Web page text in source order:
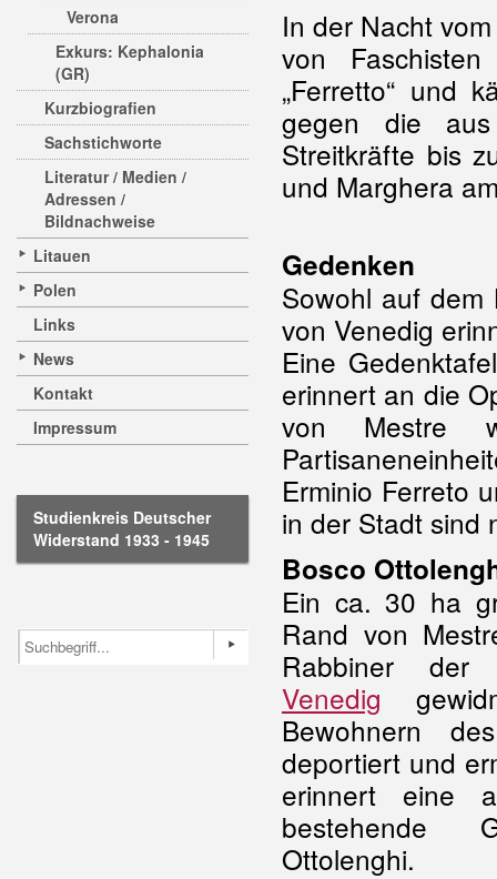
Verona
Exkurs: Kephalonia
(GR)
Kurzbiografien
Sachstichworte
Literatur / Medien /
Adressen /
Bildnachweise
Litauen
Polen
Links
News
Kontakt
Impressum
Studienkreis Deutscher
Widerstand 1933 - 1945
In der Nacht
von
„Ferretto“ und
gegen die aus
Streitkräfte bis
und Marghera
Gedenken
Sowohl auf
von Venedig
Eine
erinnert an die
von Mestre
Erminio Ferreto
in der Stadt sind
Bosco
Ein ca. 30 ha
Rand von
Rabbiner der
Venedig
Bewohnern
deportiert und
erinnert eine
bestehende
Ottolenghi.